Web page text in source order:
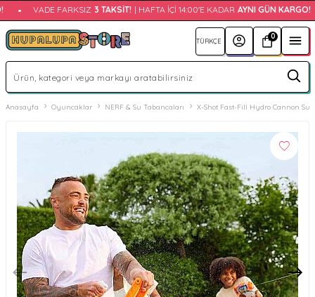
VADE FARKSIZ 3 TAKSIT! | HAFTA İÇI 14:00'E KADAR AYNI GÜN KARGO!
0
Anasayfa Oyuncaklar NERF & Su Tabancaları X-Shot Fast-Fill Hydro Cannon Su